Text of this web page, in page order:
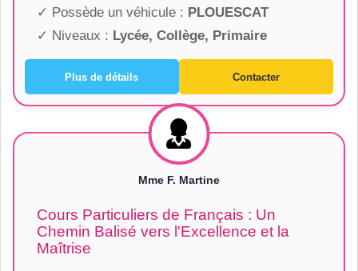
✓ Possède un véhicule : PLOUESCAT
✓ Niveaux : Lycée, Collège, Primaire
Plus de détails Contacter
Mme F. Martine
Cours Particuliers de Français : Un
Chemin Balisé vers l'Excellence et la
Maîtrise